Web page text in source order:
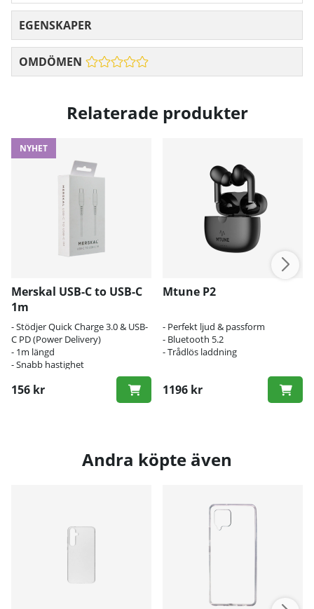
EGENSKAPER
OMDÖMEN
Relaterade produkter
NYHET
Merskal USB-C to USB-C
1m
- Stödjer Quick Charge 3.0 & USB-
C PD (Power Delivery)
- 1m längd
- Snabb hastighet
156 kr
Mtune P2
- Perfekt ljud & passform
- Bluetooth 5.2
- Trådlös laddning
1196 kr
Andra köpte även